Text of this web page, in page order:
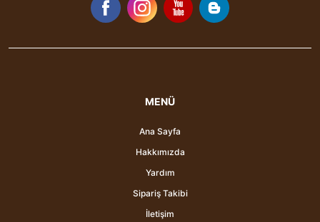
MENÜ
Ana Sayfa
Hakkımızda
Yardım
Sipariş Takibi
İletişim